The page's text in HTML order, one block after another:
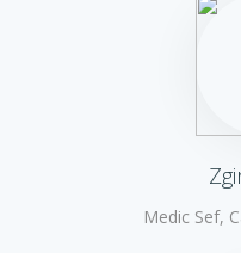
Medic Sef,